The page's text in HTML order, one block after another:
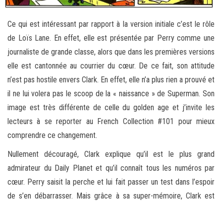
Ce qui est intéressant par rapport à la version initiale c’est le rôle
de Loïs Lane. En effet, elle est présentée par Perry comme une
journaliste de grande classe, alors que dans les premières versions
elle est cantonnée au courrier du cœur. De ce fait, son attitude
n’est pas hostile envers Clark. En effet, elle n’a plus rien a prouvé et
il ne lui volera pas le scoop de la « naissance » de Superman. Son
image est très différente de celle du golden age et j’invite les
lecteurs à se reporter au French Collection #101 pour mieux
comprendre ce changement.
Nullement découragé, Clark explique qu’il est le plus grand
admirateur du Daily Planet et qu’il connaît tous les numéros par
cœur. Perry saisit la perche et lui fait passer un test dans l’espoir
de s’en débarrasser. Mais grâce à sa super-mémoire, Clark est